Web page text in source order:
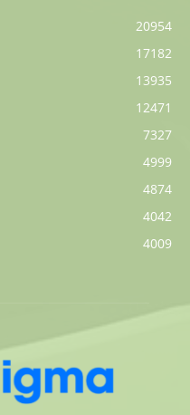
20954
17182
13935
12471
7327
4999
4874
4042
4009